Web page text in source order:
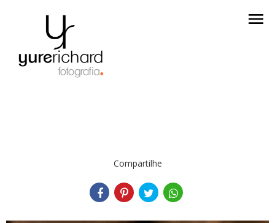
menu
Compartilhe